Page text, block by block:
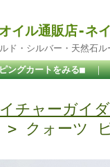
イル通販店-ネ
・シルバー・天然石
ングカートをみる■ ｜
チャーガイ
> クォーツ